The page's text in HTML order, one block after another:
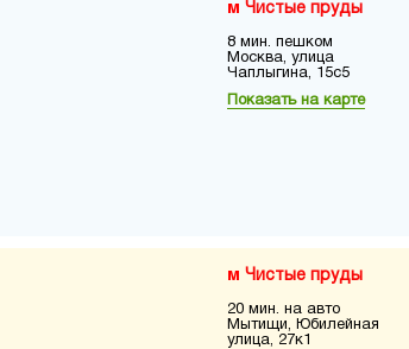
Чистые пруды
8 мин. пешком
Москва, улица
Чаплыгина, 15с5
Показать на карте
Чистые пруды
20 мин. на авто
Мытищи, Юбилейная
улица, 27к1